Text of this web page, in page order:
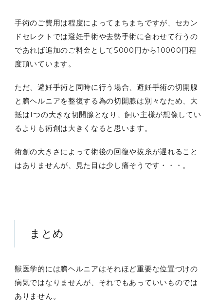
手術のご費用は程度によってまちまちですが、セカン
ドセレクトでは避妊手術や去勢手術に合わせて行うの
であれば追加のご料金として5000円から10000円程
度頂いています。
ただ、避妊手術と同時に行う場合、避妊手術の切開腺
と臍ヘルニアを整復する為の切開腺は別々なため、大
抵は1つの大きな切開腺となり、飼い主様が想像してい
るよりも術創は大きくなると思います。
術創の大きさによって術後の回復や抜糸が遅れること
はありませんが、見た目は少し痛そうです・・・。
まとめ
獣医学的には臍ヘルニアはそれほど重要な位置づけの
病気ではなりませんが、それでもあっていいものでは
ありません。